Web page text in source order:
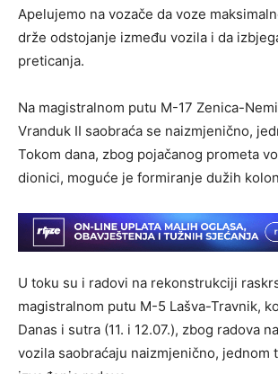
Apelujemo na vozače da voze
drže odstojanje između vozila i da
preticanja.
Na magistralnom putu M-17 Zenica-
Vranduk II saobraća se naizmjenično,
Tokom dana, zbog pojačanog prometa
dionici, moguće je formiranje dužih
U toku su i radovi na rekonstrukciji
magistralnom putu M-5 Lašva-Travnik,
Danas i sutra (11. i 12.07.), zbog radova
vozila saobraćaju naizmjenično, jednom